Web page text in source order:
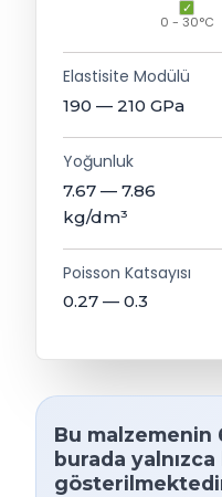
0 - 30°C
Elastisite Modülü
190 — 210 GPa
Yoğunluk
7.67 — 7.86
kg/dm³
Poisson Katsayısı
0.27 — 0.3
Bu malzemenin
burada